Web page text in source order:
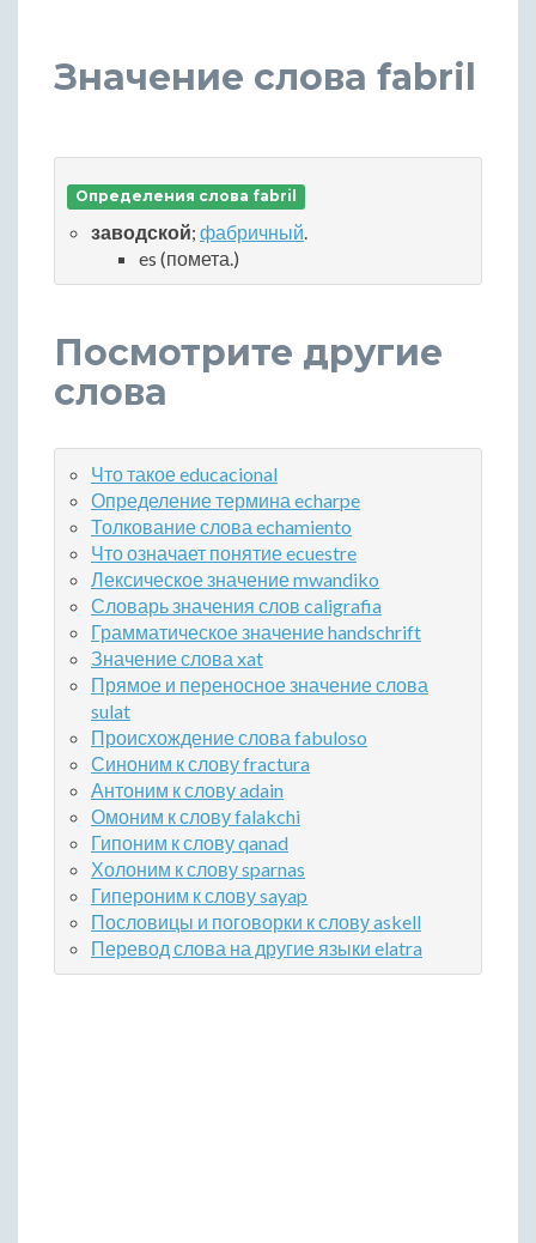
Значение слова fabril
Определения слова fabril
заводской; фабричный.
es (помета.)
Посмотрите другие
слова
Что такое educacional
Определение термина echarpe
Толкование слова echamiento
Что означает понятие ecuestre
Лексическое значение mwandiko
Словарь значения слов caligrafia
Грамматическое значение handschrift
Значение слова xat
Прямое и переносное значение слова
sulat
Происхождение слова fabuloso
Синоним к слову fractura
Антоним к слову adain
Омоним к слову falakchi
Гипоним к слову qanad
Холоним к слову sparnas
Гипероним к слову sayap
Пословицы и поговорки к слову askell
Перевод слова на другие языки elatra